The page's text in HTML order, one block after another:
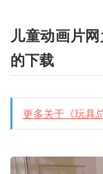
儿童动画片
的下载
更多关于《玩具